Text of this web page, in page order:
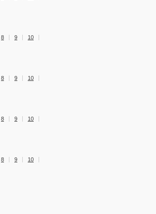
8 9
10
8 9
10
8 9
10
8 9
10